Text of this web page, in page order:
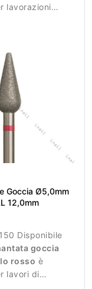
lavorazioni
Goccia Ø5,0mm
12,0mm
150 Disponibile
goccia
rosso è
lavori di